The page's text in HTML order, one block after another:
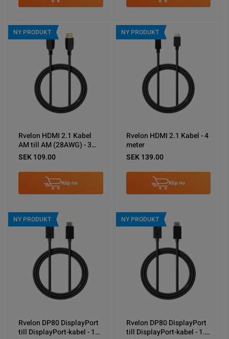
NY PRODUKT
Rvelon HDMI 2.1 Kabel
AM till AM (28AWG) - 3
meter
SEK 109.00
Köp nu
NY PRODUKT
Rvelon HDMI 2.1 Kabel - 4
meter
SEK 139.00
Köp nu
NY PRODUKT
Rvelon DP80 DisplayPort
till DisplayPort-kabel - 1
NY PRODUKT
Rvelon DP80 DisplayPort
till DisplayPort-kabel - 1.2